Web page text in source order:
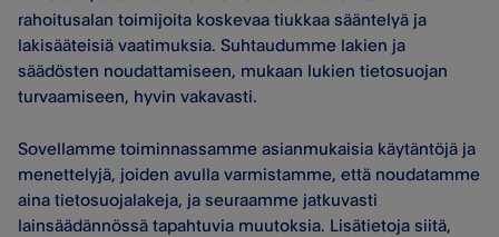
rahoitusalan toimijoita koskevaa tiukkaa sääntelyä ja
lakisääteisiä vaatimuksia. Suhtaudumme lakien ja
säädösten noudattamiseen, mukaan lukien tietosuojan
turvaamiseen, hyvin vakavasti.
Sovellamme toiminnassamme asianmukaisia käytäntöjä ja
menettelyjä, joiden avulla varmistamme, että noudatamme
aina tietosuojalakeja, ja seuraamme jatkuvasti
lainsäädännössä tapahtuvia muutoksia. Lisätietoja siitä,